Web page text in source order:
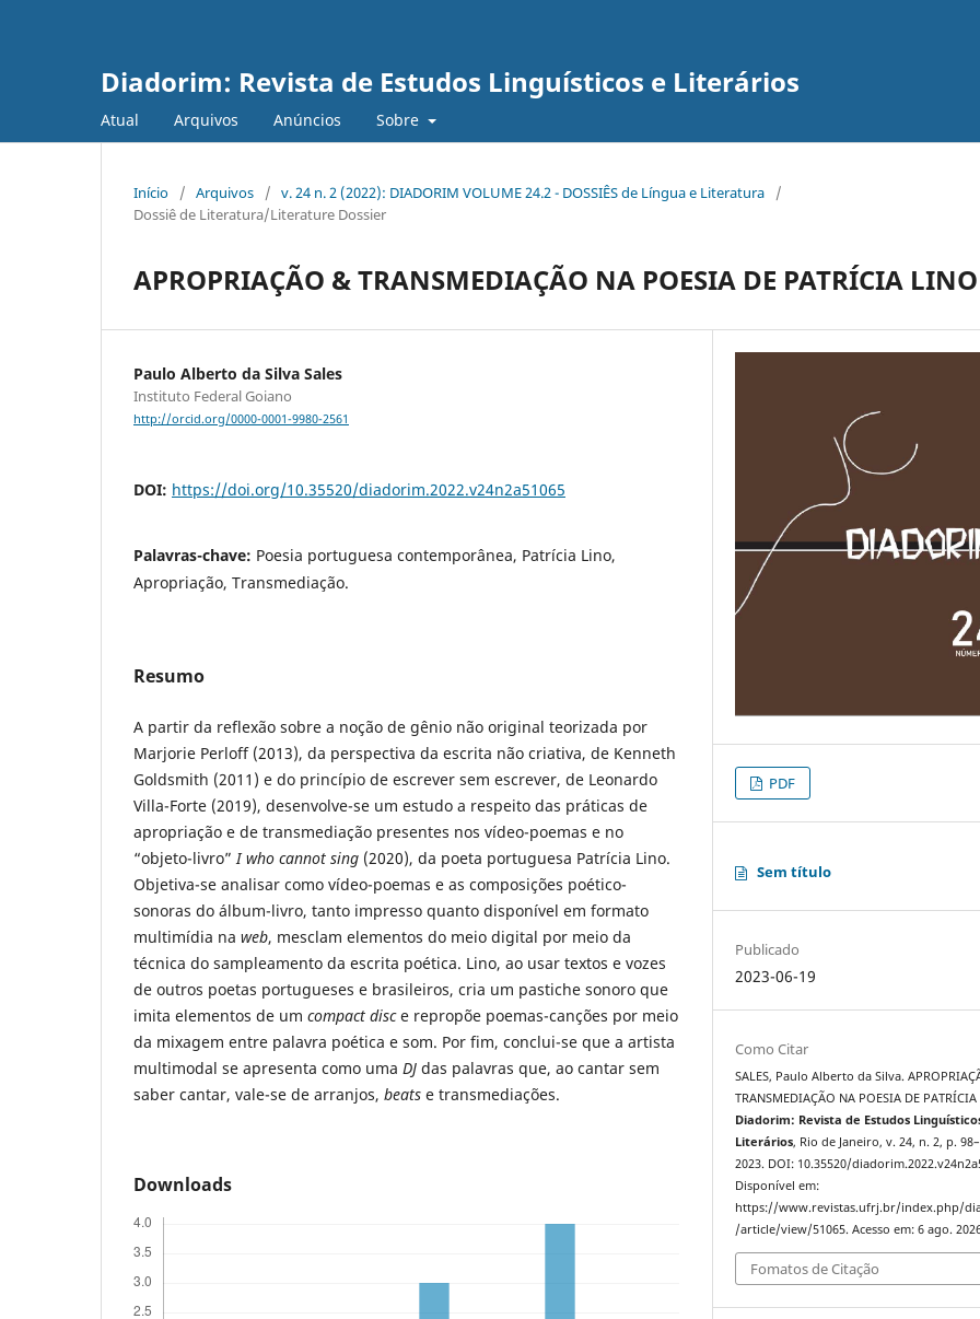
Diadorim: Revista de Estudos Linguísticos e Literários
Atual Arquivos Anúncios Sobre
Início / Arquivos / v. 24 n. 2 (2022): DIADORIM VOLUME 24.2 - DOSSIÊS de Língua e Literatura
/
Dossiê de Literatura/Literature Dossier
APROPRIAÇÃO & TRANSMEDIAÇÃO NA POESIA DE PATRÍCIA LINO
Paulo Alberto da Silva Sales
Instituto Federal Goiano
http://orcid.org/0000-0001-9980-2561
DOI: https://doi.org/10.35520/diadorim.2022.v24n2a51065
Palavras-chave: Poesia portuguesa contemporânea, Patrícia Lino,
Apropriação, Transmediação.
Resumo
A partir da reflexão sobre a noção de gênio não original teorizada por
Marjorie Perloff (2013), da perspectiva da escrita não criativa, de Kenneth
Goldsmith (2011) e do princípio de escrever sem escrever, de Leonardo
Villa-Forte (2019), desenvolve-se um estudo a respeito das práticas de
apropriação e de transmediação presentes nos vídeo-poemas e no
“objeto-livro”I who cannot sing (2020), da poeta portuguesa Patrícia Lino.
Objetiva-se analisar como vídeo-poemas e as composições poético-
sonoras do álbum-livro, tanto impresso quanto disponível em formato
multimídia na web, mesclam elementos do meio digital por meio da
técnica do sampleamento da escrita poética. Lino, ao usar textos e vozes
de outros poetas portugueses e brasileiros, cria um pastiche sonoro que
imita elementos de um compact disce repropõe poemas-canções por meio
da mixagem entre palavra poética e som. Por fim, conclui-se que a artista
multimodal se apresenta como uma DJ das palavras que, ao cantar sem
saber cantar, vale-se de arranjos, beats e transmediações.
Downloads
PDF
Sem título
Publicado
2023-06-19
Como Citar
SALES, Paulo Alberto da Silva.
TRANSMEDIAÇÃO NA POESIA DE
Diadorim: Revista de Estudos
Literários, Rio de Janeiro, v. 24, n. 2, p.
2023. DOI: 10.35520/
Disponível em:
https://www.revistas.ufrj.br/index.php/
/article/view/51065. Acesso em: 6 ago.
Fomatos de Citação